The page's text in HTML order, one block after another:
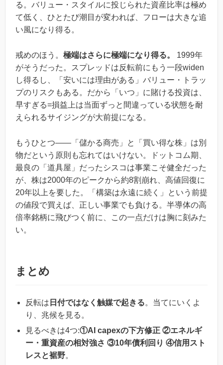
る。バリュー・スタイルに投じられた資産比率は極め
て低く、ひとたび潮目が変われば、フローは大きな追
い風になり得る。
戒めのほう。 極端はさらに極端になり得る。
1999年
がそうだった。スプレッドは反転前にもう一段widen
し得るし、「安いには理由がある」バリュー・トラッ
プのリスクもある。だから「いつ」に賭ける投資は、
早すぎる=損益上は当面ずっと間違っている状態を耐
えられるサイジングが大前提になる。
もうひとつ——「儲かる商売」と「買い得な株」は別
物だという原則も忘れてはいけない。ドットコム期、
最良の「道具屋」だったシスコは事業こそ健全だった
が、株は2000年のピークから約8割崩れ、高値回復に
20年以上を要した。「構築は永遠に続く」という前提
の値段で買えば、正しい事業でも負ける。半導体の高
倍率銘柄に飛びつく前に、この一点だけは胸に刻みた
い。
まとめ
反転は 日付ではなく触媒で起きる。当てにいくよ
り、兆候を見る。
見るべきは4つ:①AI capexの下方修正 ②エネルギ
ー・重資産の相対強さ ③10年債利回り ④信用スト
レスと裾野。